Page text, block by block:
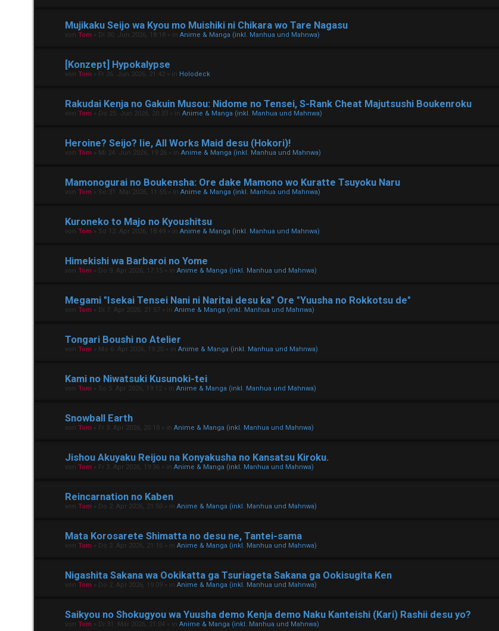
Mujikaku Seijo wa Kyou mo Muishiki ni Chikara wo Tare Nagasu
von Tom Di 30. Jun 2026, 18:18 » in Anime & Manga (inkl. Manhua und Mahnwa)
[Konzept] Hypokalypse
von Tom Fr 26. Jun 2026, 21:42 » in Holodeck
Rakudai Kenja no Gakuin Musou: Nidome no Tensei, S-Rank Cheat Majutsushi Boukenroku
von Tom Do 25. Jun 2026, 20:33 » in Anime & Manga (inkl. Manhua und Mahnwa)
Heroine? Seijo? Iie, All Works Maid desu (Hokori)!
von Tom Mi 24. Jun 2026, 19:26 » in Anime & Manga (inkl. Manhua und Mahnwa)
Mamonogurai no Boukensha: Ore dake Mamono wo Kuratte Tsuyoku Naru
von Tom So 31. Mai 2026, 11:55 » in Anime & Manga (inkl. Manhua und Mahnwa)
Kuroneko to Majo no Kyoushitsu
von Tom So 12. Apr 2026, 18:49 » in Anime & Manga (inkl. Manhua und Mahnwa)
Himekishi wa Barbaroi no Yome
von Tom Do 9. Apr 2026, 17:15 » in Anime & Manga (inkl. Manhua und Mahnwa)
Megami "Isekai Tensei Nani ni Naritai desu ka" Ore "Yuusha no Rokkotsu de"
von Tom Di 7. Apr 2026, 21:57 » in Anime & Manga (inkl. Manhua und Mahnwa)
Tongari Boushi no Atelier
von Tom Mo 6. Apr 2026, 19:20 » in Anime & Manga (inkl. Manhua und Mahnwa)
Kami no Niwatsuki Kusunoki-tei
von Tom So 5. Apr 2026, 19:12 » in Anime & Manga (inkl. Manhua und Mahnwa)
Snowball Earth
von Tom Fr 3. Apr 2026, 20:10 » in Anime & Manga (inkl. Manhua und Mahnwa)
Jishou Akuyaku Reijou na Konyakusha no Kansatsu Kiroku.
von Tom Fr 3. Apr 2026, 19:36 » in Anime & Manga (inkl. Manhua und Mahnwa)
Reincarnation no Kaben
von Tom Do 2. Apr 2026, 21:50 » in Anime & Manga (inkl. Manhua und Mahnwa)
Mata Korosarete Shimatta no desu ne, Tantei-sama
von Tom Do 2. Apr 2026, 21:16 » in Anime & Manga (inkl. Manhua und Mahnwa)
Nigashita Sakana wa Ookikatta ga Tsuriageta Sakana ga Ookisugita Ken
von Tom Do 2. Apr 2026, 19:09 » in Anime & Manga (inkl. Manhua und Mahnwa)
Saikyou no Shokugyou wa Yuusha demo Kenja demo Naku Kanteishi (Kari) Rashii desu yo?
von Tom Di 31. Mär 2026, 21:04 » in Anime & Manga (inkl. Manhua und Mahnwa)